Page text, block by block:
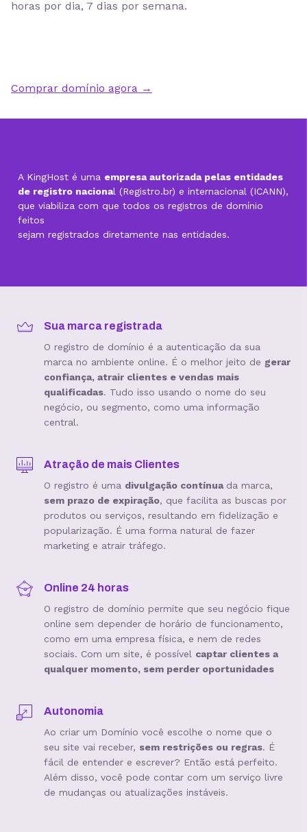
horas por dia, 7 dias por semana.
Comprar domínio agora →
A KingHost é uma empresa autorizada pelas entidades
de registro nacional (Registro.br) e internacional (ICANN),
que viabiliza com que todos os registros de domínio
feitos
sejam registrados diretamente nas entidades.
Sua marca registrada
O registro de domínio é a autenticação da sua
marca no ambiente online. É o melhor jeito de gerar
confiança, atrair clientes e vendas mais
qualificadas. Tudo isso usando o nome do seu
negócio, ou segmento, como uma informação
central.
Atração de mais Clientes
O registro é uma divulgação contínua da marca,
sem prazo de expiração, que facilita as buscas por
produtos ou serviços, resultando em fidelização e
popularização. É uma forma natural de fazer
marketing e atrair tráfego.
Online 24 horas
O registro de domínio permite que seu negócio fique
online sem depender de horário de funcionamento,
como em uma empresa física, e nem de redes
sociais. Com um site, é possível captar clientes a
qualquer momento, sem perder oportunidades
Autonomia
Ao criar um Domínio você escolhe o nome que o
seu site vai receber, sem restrições ou regras. É
fácil de entender e escrever? Então está perfeito.
Além disso, você pode contar com um serviço livre
de mudanças ou atualizações instáveis.